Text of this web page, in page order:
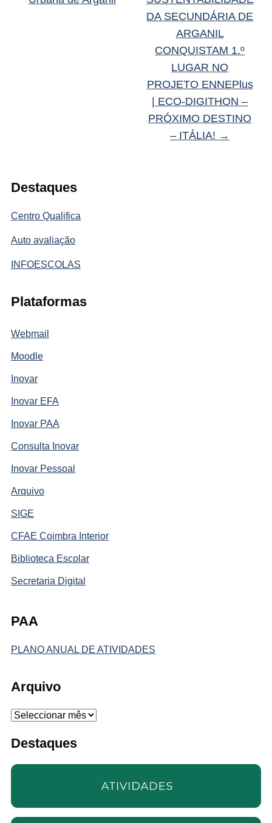
Destaques
Centro Qualifica
Auto avaliação
INFOESCOLAS
Plataformas
Webmail
Moodle
Inovar
Inovar EFA
Inovar PAA
Consulta Inovar
Inovar Pessoal
Arquivo
SIGE
CFAE Coimbra Interior
Biblioteca Escolar
Secretaria Digital
PAA
PLANO ANUAL DE ATIVIDADES
Arquivo
Arquivo
DA SECUNDÁRIA DE
ARGANIL
CONQUISTAM 1.º
LUGAR NO
PROJETO ENNEPlus
| ECO-DIGITHON –
PRÓXIMO DESTINO
– ITÁLIA! →
Destaques